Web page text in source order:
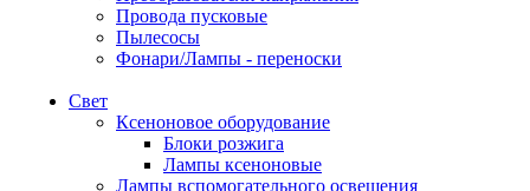
Провода пусковые
Пылесосы
Фонари/Лампы - переноски
Свет
Ксеноновое оборудование
Блоки розжига
Лампы ксеноновые
Лампы вспомогательного освещения